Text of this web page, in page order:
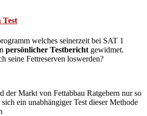
Test
welches seinerzeit bei SAT 1
persönlicher Testbericht gewidmet.
seine Fettreserven loswerden?
der Markt von Fettabbau Ratgebern nur so
ein unabhängiger Test dieser Methode